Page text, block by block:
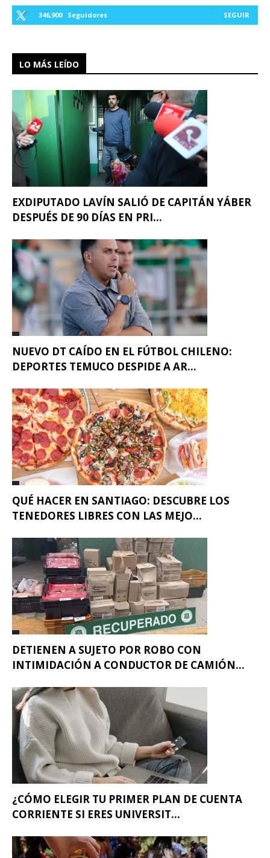
346,900 Seguidores SEGUIR
LO MÁS LEÍDO
EXDIPUTADO LAVÍN SALIÓ DE CAPITÁN YÁBER
DESPUÉS DE 90 DÍAS EN PRI...
NUEVO DT CAÍDO EN EL FÚTBOL CHILENO:
DEPORTES TEMUCO DESPIDE A AR...
QUÉ HACER EN SANTIAGO: DESCUBRE LOS
TENEDORES LIBRES CON LAS MEJO...
DETIENEN A SUJETO POR ROBO CON
INTIMIDACIÓN A CONDUCTOR DE CAMIÓN...
¿CÓMO ELEGIR TU PRIMER PLAN DE CUENTA
CORRIENTE SI ERES UNIVERSIT...